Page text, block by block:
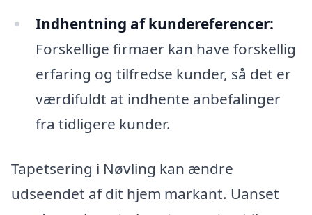
Indhentning af kundereferencer:
Forskellige firmaer kan have forskellig
erfaring og tilfredse kunder, så det er
værdifuldt at indhente anbefalinger
fra tidligere kunder.
Tapetsering i Nøvling kan ændre
udseendet af dit hjem markant. Uanset